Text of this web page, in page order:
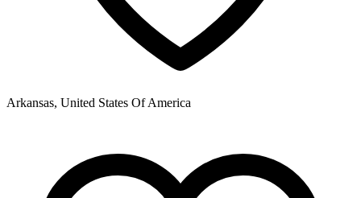
Arkansas, United States Of America